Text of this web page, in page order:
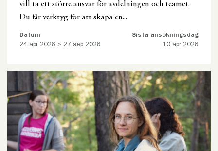
vill ta ett större ansvar för avdelningen och teamet.
Du får verktyg för att skapa en...
Datum
24 apr 2026 > 27 sep 2026
Sista ansökningsdag
10 apr 2026